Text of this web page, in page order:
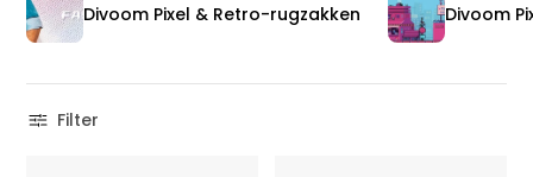
Divoom Pixel & Retro-rugzakken Divoom
Filter